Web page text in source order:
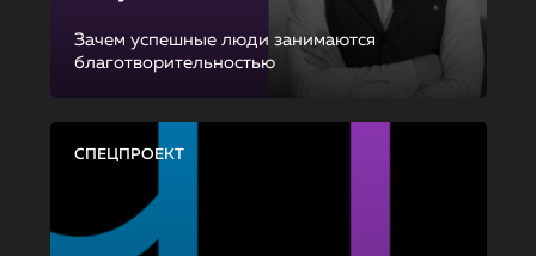
Зачем успешные люди занимаются
благотворительностью
СПЕЦПРОЕКТ